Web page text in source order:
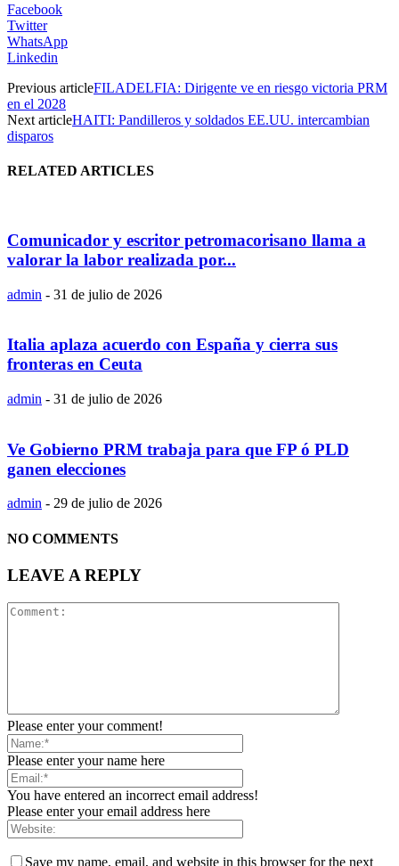
Facebook
Twitter
WhatsApp
Linkedin
Previous articleFILADELFIA: Dirigente ve en riesgo victoria PRM
en el 2028
Next articleHAITI: Pandilleros y soldados EE.UU. intercambian
disparos
RELATED ARTICLES
Comunicador y escritor petromacorisano llama a
valorar la labor realizada por...
admin - 31 de julio de 2026
Italia aplaza acuerdo con España y cierra sus
fronteras en Ceuta
admin - 31 de julio de 2026
Ve Gobierno PRM trabaja para que FP ó PLD
ganen elecciones
admin - 29 de julio de 2026
NO COMMENTS
LEAVE A REPLY
Please enter your comment!
Please enter your name here
You have entered an incorrect email address!
Please enter your email address here
Save my name, email, and website in this browser for the next